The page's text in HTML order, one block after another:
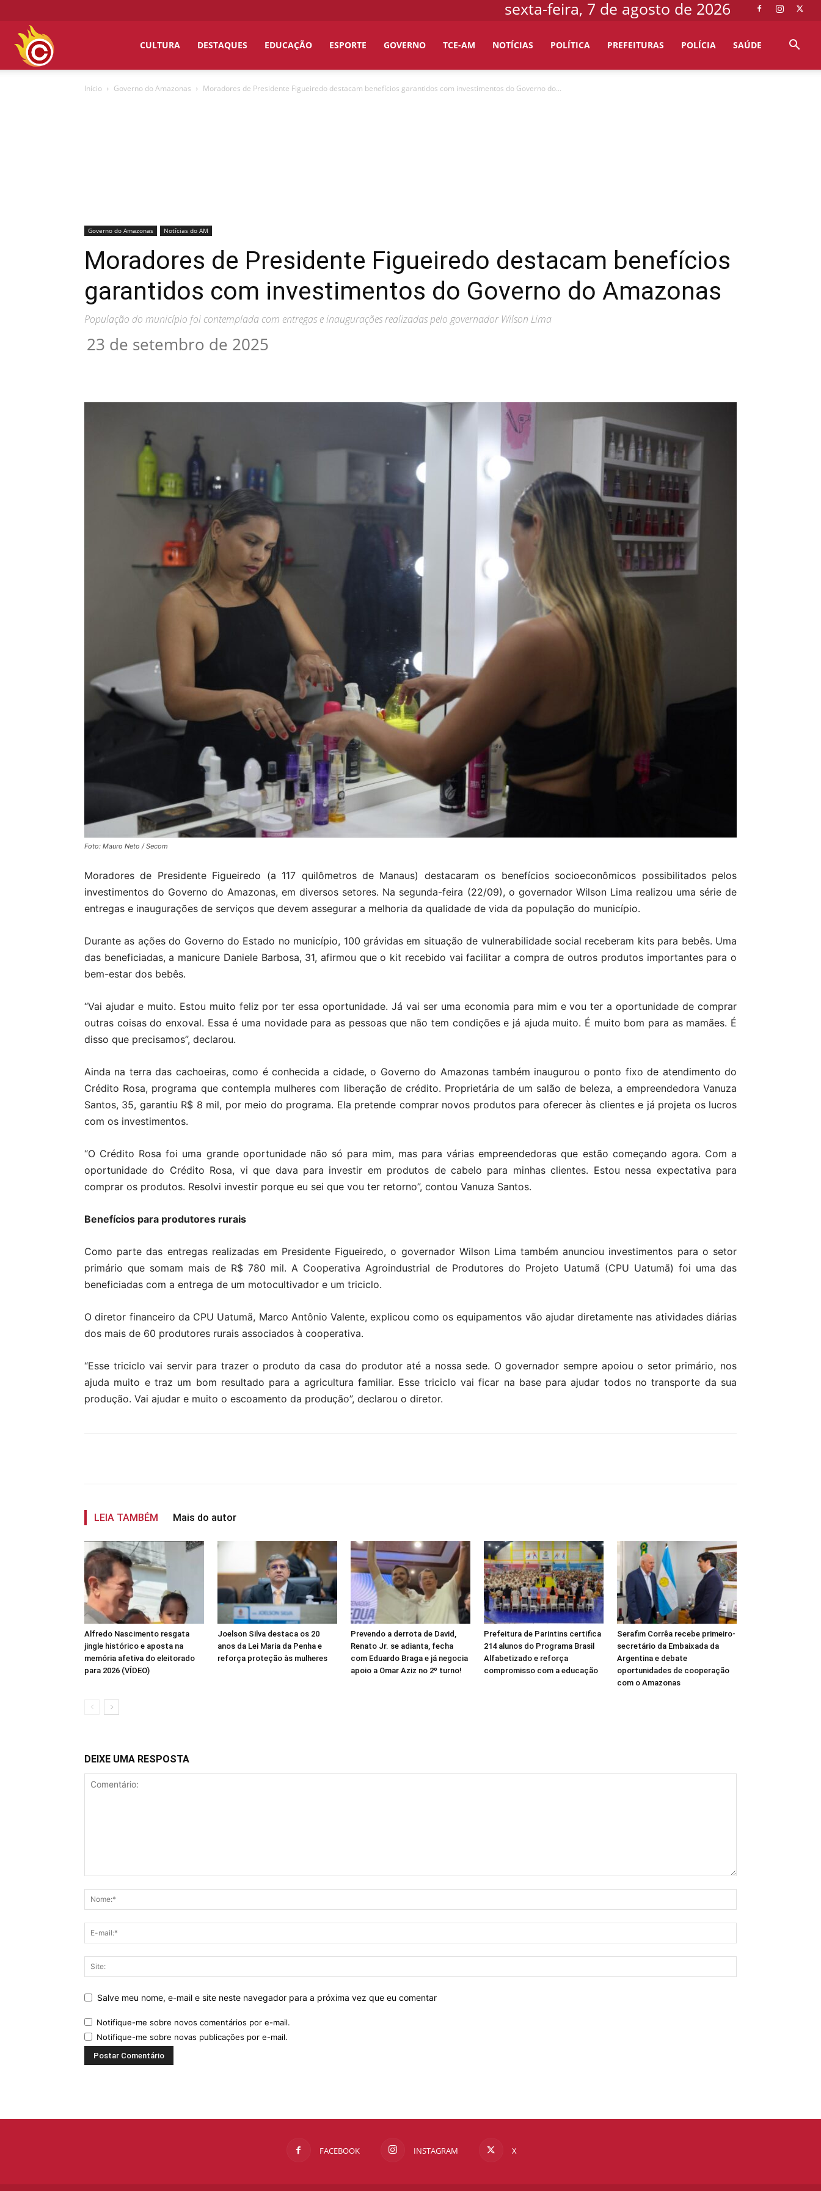
sexta-feira, 7 de agosto de 2026
CULTURA DESTAQUES EDUCAÇÃO ESPORTE GOVERNO TCE-AM NOTÍCIAS POLÍTICA PREFEITURAS POLÍCIA SAÚDE
Início Governo do Amazonas Moradores de Presidente Figueiredo destacam benefícios garantidos com investimentos do Governo do...
Governo do Amazonas Notícias do AM
Moradores de Presidente Figueiredo destacam benefícios
garantidos com investimentos do Governo do Amazonas
População do município foi contemplada com entregas e inaugurações realizadas pelo governador Wilson Lima
23 de setembro de 2025
Foto: Mauro Neto / Secom
Moradores de Presidente Figueiredo (a 117 quilômetros de Manaus) destacaram os benefícios socioeconômicos possibilitados pelos
investimentos do Governo do Amazonas, em diversos setores. Na segunda-feira (22/09), o governador Wilson Lima realizou uma série de
entregas e inaugurações de serviços que devem assegurar a melhoria da qualidade de vida da população do município.
Durante as ações do Governo do Estado no município, 100 grávidas em situação de vulnerabilidade social receberam kits para bebês. Uma
das beneficiadas, a manicure Daniele Barbosa, 31, afirmou que o kit recebido vai facilitar a compra de outros produtos importantes para o
bem-estar dos bebês.
“Vai ajudar e muito. Estou muito feliz por ter essa oportunidade. Já vai ser uma economia para mim e vou ter a oportunidade de comprar
outras coisas do enxoval. Essa é uma novidade para as pessoas que não tem condições e já ajuda muito. É muito bom para as mamães. É
disso que precisamos”, declarou.
Ainda na terra das cachoeiras, como é conhecida a cidade, o Governo do Amazonas também inaugurou o ponto fixo de atendimento do
Crédito Rosa, programa que contempla mulheres com liberação de crédito. Proprietária de um salão de beleza, a empreendedora Vanuza
Santos, 35, garantiu R$ 8 mil, por meio do programa. Ela pretende comprar novos produtos para oferecer às clientes e já projeta os lucros
com os investimentos.
“O Crédito Rosa foi uma grande oportunidade não só para mim, mas para várias empreendedoras que estão começando agora. Com a
oportunidade do Crédito Rosa, vi que dava para investir em produtos de cabelo para minhas clientes. Estou nessa expectativa para
comprar os produtos. Resolvi investir porque eu sei que vou ter retorno”, contou Vanuza Santos.
Benefícios para produtores rurais
Como parte das entregas realizadas em Presidente Figueiredo, o governador Wilson Lima também anunciou investimentos para o setor
primário que somam mais de R$ 780 mil. A Cooperativa Agroindustrial de Produtores do Projeto Uatumã (CPU Uatumã) foi uma das
beneficiadas com a entrega de um motocultivador e um triciclo.
O diretor financeiro da CPU Uatumã, Marco Antônio Valente, explicou como os equipamentos vão ajudar diretamente nas atividades diárias
dos mais de 60 produtores rurais associados à cooperativa.
“Esse triciclo vai servir para trazer o produto da casa do produtor até a nossa sede. O governador sempre apoiou o setor primário, nos
ajuda muito e traz um bom resultado para a agricultura familiar. Esse triciclo vai ficar na base para ajudar todos no transporte da sua
produção. Vai ajudar e muito o escoamento da produção”, declarou o diretor.
LEIA TAMBÉM Mais do autor
Alfredo Nascimento resgata
jingle histórico e aposta na
memória afetiva do eleitorado
para 2026 (VÍDEO)
Joelson Silva destaca os 20
anos da Lei Maria da Penha e
reforça proteção às mulheres
Prevendo a derrota de David,
Renato Jr. se adianta, fecha
com Eduardo Braga e já negocia
apoio a Omar Aziz no 2º turno!
Prefeitura de Parintins certifica
214 alunos do Programa Brasil
Alfabetizado e reforça
compromisso com a educação
Serafim Corrêa recebe primeiro-
secretário da Embaixada da
Argentina e debate
oportunidades de cooperação
com o Amazonas
DEIXE UMA RESPOSTA
Salve meu nome, e-mail e site neste navegador para a próxima vez que eu comentar
Notifique-me sobre novos comentários por e-mail.
Notifique-me sobre novas publicações por e-mail.
FACEBOOK INSTAGRAM X